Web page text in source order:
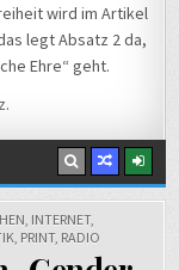
wird im Artikel
legt Absatz 2 da,
Ehre“ geht.
.
, INTERNET,
, PRINT, RADIO